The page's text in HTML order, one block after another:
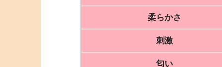
柔らかさ
刺激
匂い